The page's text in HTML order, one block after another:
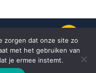
Theme
zorgen dat onze site zo
met het gebruiken van
je ermee instemt.